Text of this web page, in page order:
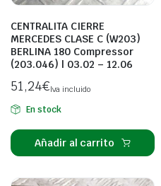
CENTRALITA CIERRE
MERCEDES CLASE C (W203)
BERLINA 180 Compressor
(203.046) | 03.02 – 12.06
51,24€Iva incluido
En stock
Añadir al carrito